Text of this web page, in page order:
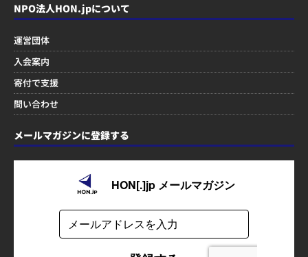
NPO法人HON.jpについて
運営団体
入会案内
寄付で支援
問い合わせ
メールマガジンに登録する